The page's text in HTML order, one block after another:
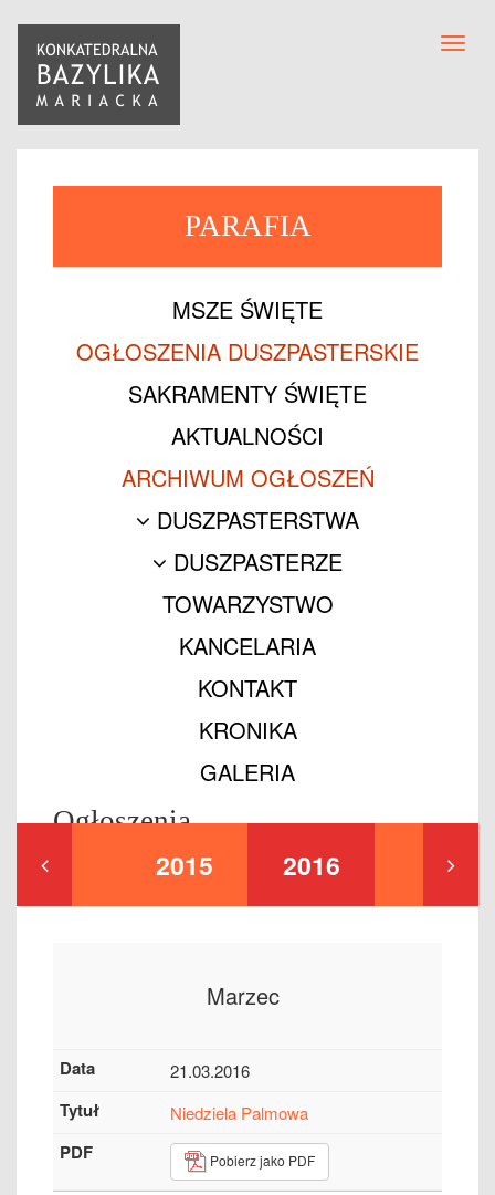
PARAFIA
MSZE ŚWIĘTE
OGŁOSZENIA DUSZPASTERSKIE
SAKRAMENTY ŚWIĘTE
AKTUALNOŚCI
ARCHIWUM OGŁOSZEŃ
DUSZPASTERSTWA
DUSZPASTERZE
TOWARZYSTWO
KANCELARIA
KONTAKT
KRONIKA
GALERIA
Ogłoszenia
2015 2016
Marzec
21.03.2016
Niedziela Palmowa
Pobierz jako PDF